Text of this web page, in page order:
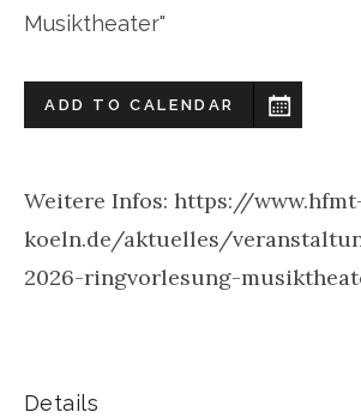
Musiktheater"
ADD TO CALENDAR
Weitere Infos: https://
koeln.de/aktuelles/
2026-ringvorlesung-
Details